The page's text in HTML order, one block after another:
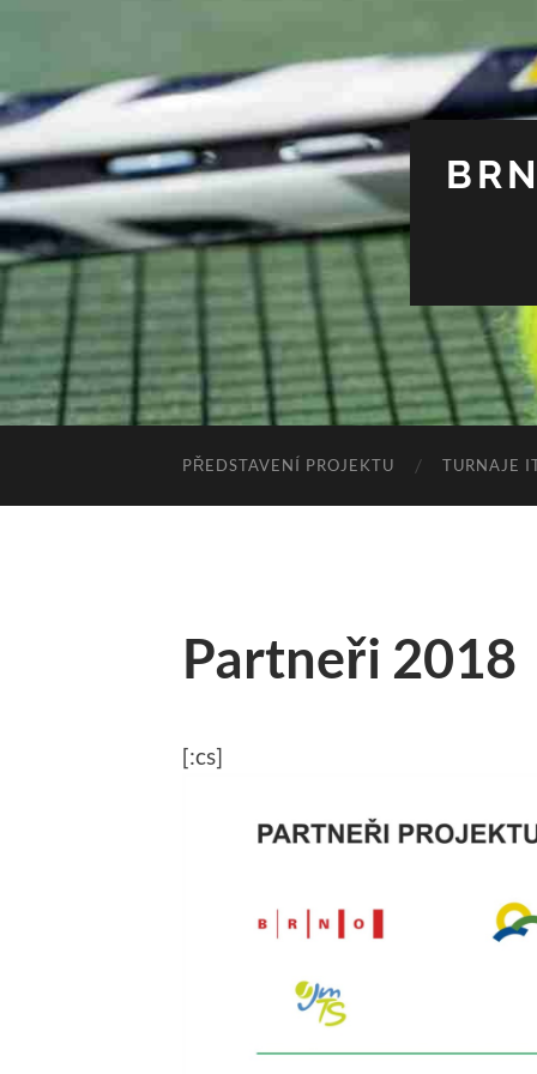
PŘEDSTAVENÍ PROJEKTU TURNAJE
Partneři 2018
[:cs]